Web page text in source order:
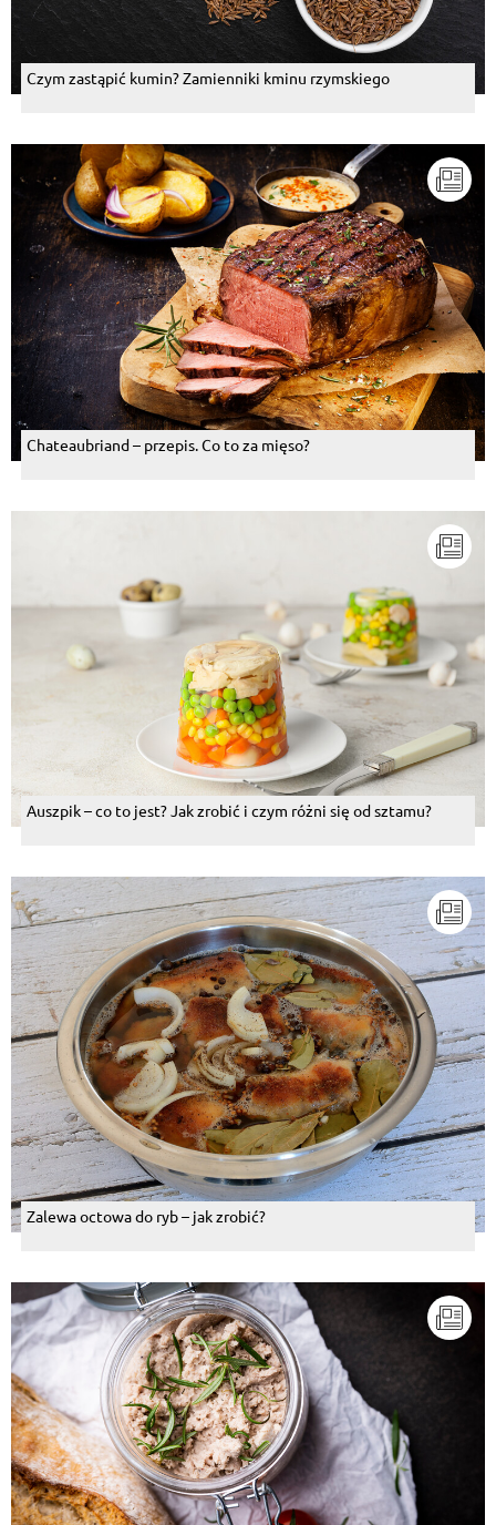
Czym zastąpić kumin? Zamienniki kminu rzymskiego
Chateaubriand – przepis. Co to za mięso?
Auszpik – co to jest? Jak zrobić i czym różni się od sztamu?
Zalewa octowa do ryb – jak zrobić?